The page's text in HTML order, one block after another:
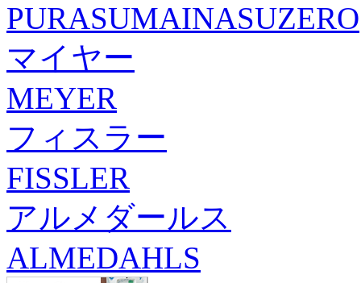
PURASUMAINASUZERO
マイヤー
MEYER
フィスラー
FISSLER
アルメダールス
ALMEDAHLS